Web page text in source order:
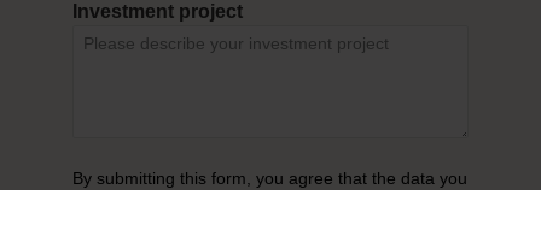
Investment project
By submitting this form, you agree that the data you